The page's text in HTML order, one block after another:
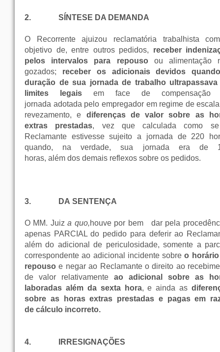
2. SÍNTESE DA DEMANDA
O Recorrente ajuizou reclamatória trabalhista
objetivo de, entre outros pedidos, receber
pelos intervalos para repouso ou alimentação
gozados; receber os adicionais devidos
duração de sua jornada de trabalho
limites legaisem face de compensação
jornada adotada pelo empregador em regime de
revezamento, e diferenças de valor sobre as
extras prestadas, vez que calculada como
Reclamante estivesse sujeito a jornada de 220
quando, na verdade, sua jornada era de
horas, além dos demais reflexos sobre os pedidos.
3. DA SENTENÇA
O MM. Juiza quo,houve por bemdar pela
apenas PARCIAL do pedido para deferir ao
além do adicional de periculosidade, somente a
correspondente ao adicional incidente sobreo
repouso e negar ao Reclamante o direito ao
de valor relativamenteao adicional sobre as
laboradas além da sexta hora, e ainda as
sobre as horas extras prestadas e pagas em
de cálculo incorreto.
4. IRRESIGNAÇÕES